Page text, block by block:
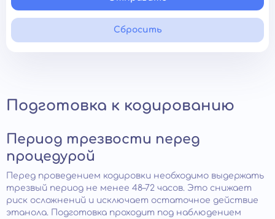
Сбросить
Подготовка к кодированию
Период трезвости перед
процедурой
Перед проведением кодировки необходимо выдержать
трезвый период не менее 48–72 часов. Это снижает
риск осложнений и исключает остаточное действие
этанола. Подготовка проходит под наблюдением